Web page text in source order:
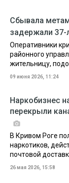
Сбывала
задержали
Оперативники
районного
жительницу,
09 июня 2026, 11:24
Наркобизнес
перекрыли
В Кривом Роге
наркотиков,
почтовой
26 мая 2026, 15:58